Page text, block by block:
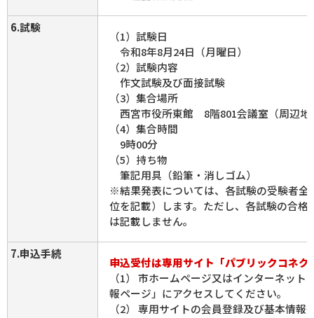
6.試験
（1）試験日
令和8年8月24日（月曜日）
（2）試験内容
作文試験及び面接試験
（3）集合場所
西宮市役所東館 8階801会議室（周辺地
（4）集合時間
9時00分
（5）持ち物
筆記用具（鉛筆・消しゴム）
※結果発表については、各試験の受験者全
位を記載）します。ただし、各試験の合格
は記載しません。
7.申込手続
申込受付は専用サイト「パブリックコネク
（1） 市ホームページ又はインターネット
報ページ」にアクセスしてください。
（2） 専用サイトの会員登録及び基本情報